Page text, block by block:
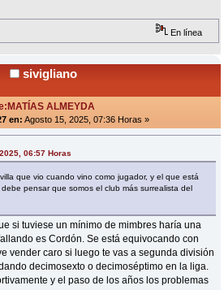
En línea
sivigliano
ALMEYDA
en: Agosto 15, 2025, 07:36 Horas »
06:57 Horas
que vio cuando vino como jugador, y el que está
pensar que somos el club más surrealista del
si tuviese un mínimo de mimbres haría una
es Cordón. Se está equivocando con
vender caro si luego te vas a segunda división
decimosexto o decimoséptimo en la liga.
y el paso de los años los problemas